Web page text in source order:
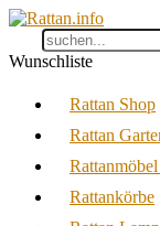
Wunschliste
Rattan Shop
Rattan
Rattankörbe